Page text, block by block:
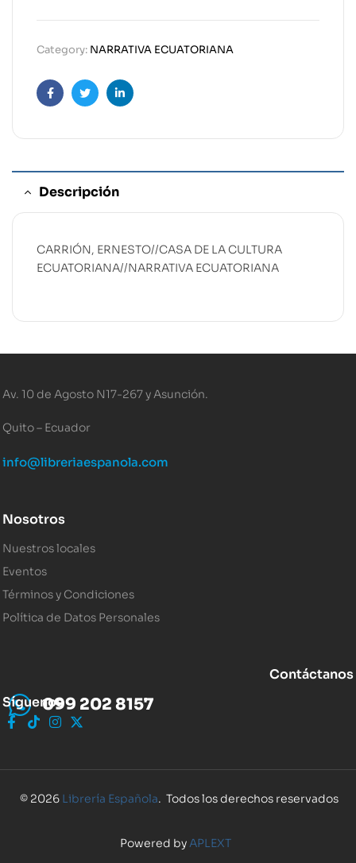
Category: NARRATIVA ECUATORIANA
FacebookTwitterLinkedin
Descripción
CARRIÓN, ERNESTO//CASA DE LA CULTURA
ECUATORIANA//NARRATIVA ECUATORIANA
Av. 10 de Agosto N17-267 y Asunción.
Quito – Ecuador
info@libreriaespanola.com
Nosotros
Nuestros locales
Eventos
Términos y Condiciones
Política de Datos Personales
Contáctanos
099 202 8157
Síguenos
© 2026 Librería Española. Todos los derechos reservados
Powered byAPLEXT